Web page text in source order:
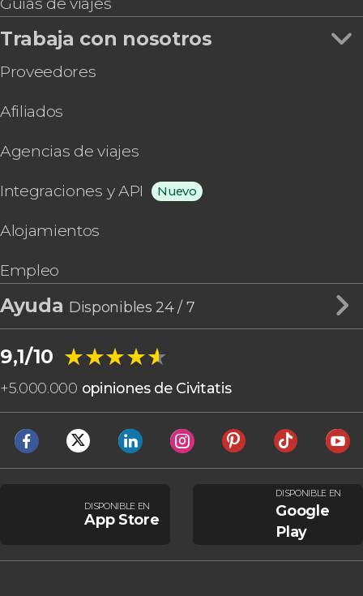
Trabaja con nosotros
Proveedores
Afiliados
Agencias de viajes
Integraciones y API Nuevo
Alojamientos
Empleo
Ayuda Disponibles 24 / 7
9,1/10 ★★★★★
★★★★★
+5.000.000 opiniones de Civitatis
DISPONIBLE EN
App Store
DISPONIBLE EN
Google
Play